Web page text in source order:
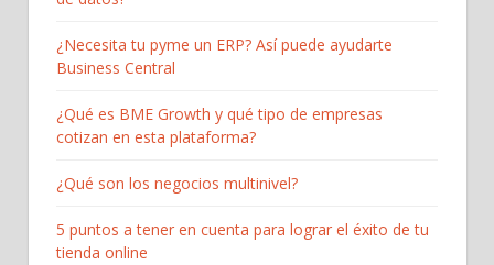
¿Necesita tu pyme un ERP? Así puede ayudarte
Business Central
¿Qué es BME Growth y qué tipo de empresas
cotizan en esta plataforma?
¿Qué son los negocios multinivel?
5 puntos a tener en cuenta para lograr el éxito de tu
tienda online